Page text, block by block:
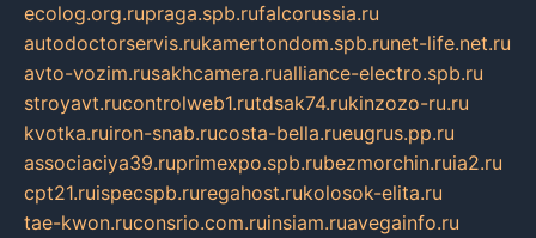
ecolog.org.rupraga.spb.rufalcorussia.ru
autodoctorservis.rukamertondom.spb.runet-life.net.ru
avto-vozim.rusakhcamera.rualliance-electro.spb.ru
stroyavt.rucontrolweb1.rutdsak74.rukinzozo-ru.ru
kvotka.ruiron-snab.rucosta-bella.rueugrus.pp.ru
associaciya39.ruprimexpo.spb.rubezmorchin.ruia2.ru
cpt21.ruispecspb.ruregahost.rukolosok-elita.ru
tae-kwon.ruconsrio.com.ruinsiam.ruavegainfo.ru